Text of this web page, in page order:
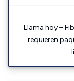
Llama hoy –
requieren